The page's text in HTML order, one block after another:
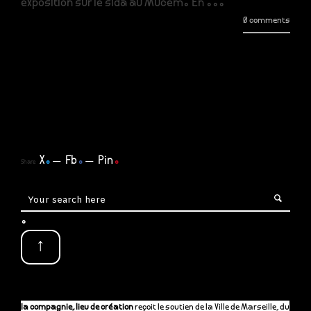
exposition sur le sida au Mucem. En ...
0 comments
Share X. Fb. Pin.
.
↑
la compagnie, lieu de créationreçoit le soutien de la Ville de Marseille, du